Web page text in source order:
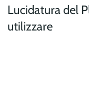
Lucidatura del
utilizzare